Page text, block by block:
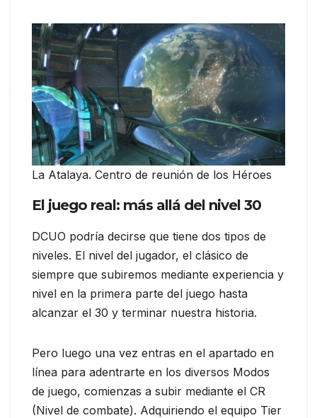
La Atalaya. Centro de reunión de los Héroes
El juego real: más allá del nivel 30
DCUO podría decirse que tiene dos tipos de
niveles. El nivel del jugador, el clásico de
siempre que subiremos mediante experiencia y
nivel en la primera parte del juego hasta
alcanzar el 30 y terminar nuestra historia.
Pero luego una vez entras en el apartado en
línea para adentrarte en los diversos Modos
de juego, comienzas a subir mediante el CR
(Nivel de combate). Adquiriendo el equipo Tier